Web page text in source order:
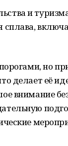
и
сплава,
но
делает её
внимание